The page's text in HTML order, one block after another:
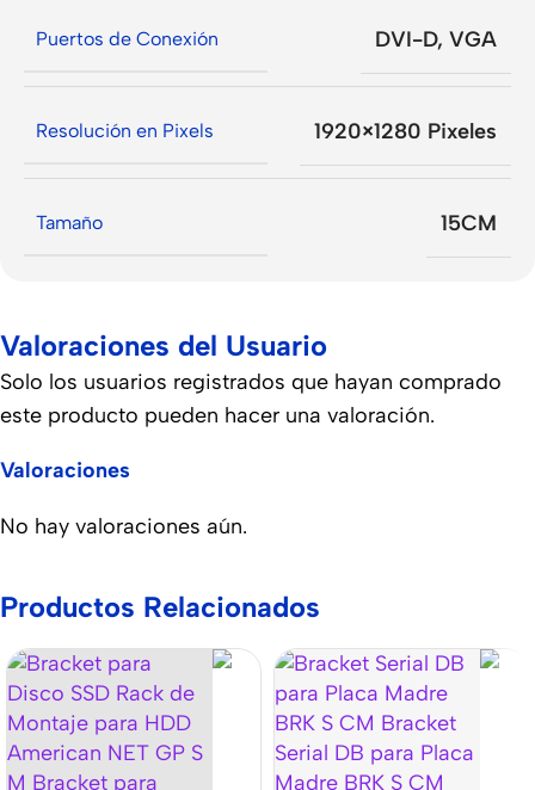
Puertos de Conexión DVI-D, VGA
Resolución en Pixels 1920×1280 Pixeles
Tamaño 15CM
Valoraciones del Usuario
Valoraciones
No hay valoraciones aún.
Solo los usuarios registrados que hayan comprado
este producto pueden hacer una valoración.
Productos Relacionados